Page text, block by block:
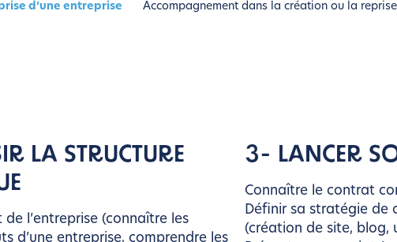
d’une entreprise
Accompagnement dans la création ou la reprise
LA STRUCTURE
l’entreprise (connaître les
d’une entreprise, comprendre les
3- LANCER
Connaître le contrat
Définir sa stratégie de
(création de site, blog,